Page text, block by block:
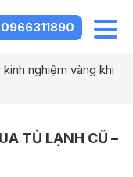
kinh nghiệm vàng khi
TỦ LẠNH CŨ –